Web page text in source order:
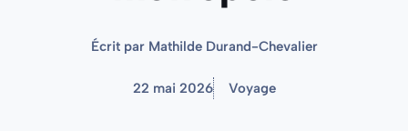
Écrit par Mathilde Durand-Chevalier
22 mai 2026 Voyage